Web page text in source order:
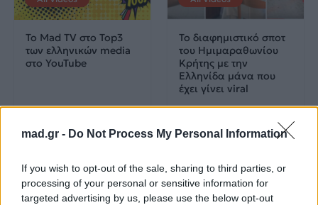
mad.gr - Do Not Process My Personal Information
If you wish to opt-out of the sale, sharing to third parties, or
processing of your personal or sensitive information for
targeted advertising by us, please use the below opt-out
Το Mad TV στο Top3
των ελληνικών media
στο YouTube
Το διαφημιστικό σποτ
του Ημιμαραθωνίου
Κρήτης με την
Eλληνίδα μάνα που
έχει γίνει viral